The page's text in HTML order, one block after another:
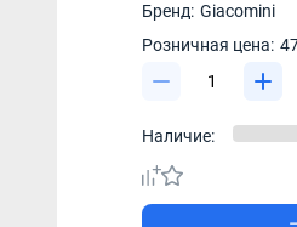
Бренд: Giacomini
Розничная цена:
Наличие: